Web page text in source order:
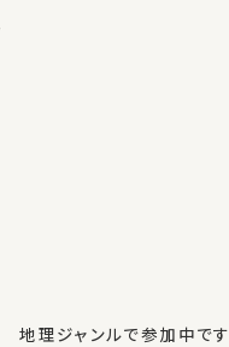
地理ジャンルで参加中です